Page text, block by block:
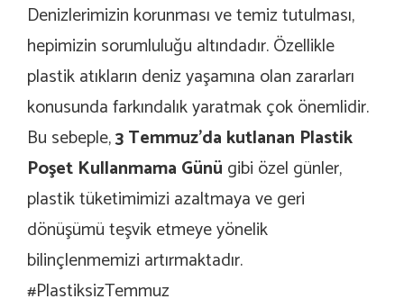
Denizlerimizin korunması ve temiz tutulması,
hepimizin sorumluluğu altındadır. Özellikle
plastik atıkların deniz yaşamına olan zararları
konusunda farkındalık yaratmak çok önemlidir.
Bu sebeple,3 Temmuz’da kutlanan Plastik
Poşet Kullanmama Günü gibi özel günler,
plastik tüketimimizi azaltmaya ve geri
dönüşümü teşvik etmeye yönelik
bilinçlenmemizi artırmaktadır.
#PlastiksizTemmuz